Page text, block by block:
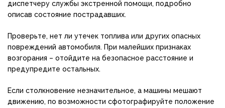
диспетчеру службы экстренной помощи, подробно
описав состояние пострадавших.
Проверьте, нет ли утечек топлива или других опасных
повреждений автомобиля. При малейших признаках
возгорания – отойдите на безопасное расстояние и
предупредите остальных.
Если столкновение незначительное, а машины мешают
движению, по возможности сфотографируйте положение